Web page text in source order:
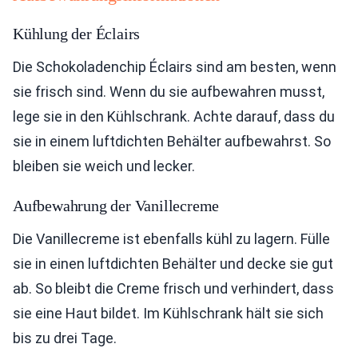
Kühlung der Éclairs
Die Schokoladenchip Éclairs sind am besten, wenn
sie frisch sind. Wenn du sie aufbewahren musst,
lege sie in den Kühlschrank. Achte darauf, dass du
sie in einem luftdichten Behälter aufbewahrst. So
bleiben sie weich und lecker.
Aufbewahrung der Vanillecreme
Die Vanillecreme ist ebenfalls kühl zu lagern. Fülle
sie in einen luftdichten Behälter und decke sie gut
ab. So bleibt die Creme frisch und verhindert, dass
sie eine Haut bildet. Im Kühlschrank hält sie sich
bis zu drei Tage.